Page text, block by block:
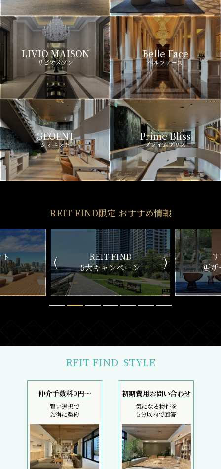
LIVIO MAISON
リビオメゾン
Belle Face
ベルファース
GEOENT
ジオエント
Prime Bliss
プライムブリス
REIT FIND限定 おすすめ情報
ン
リアルタイム
更新一覧チェック
新
REIT FIND STYLE
仲介手数料0円～
賢い選択で
お得に契約
初期費用お問い合わせ
気になる物件を
5分以内で回答